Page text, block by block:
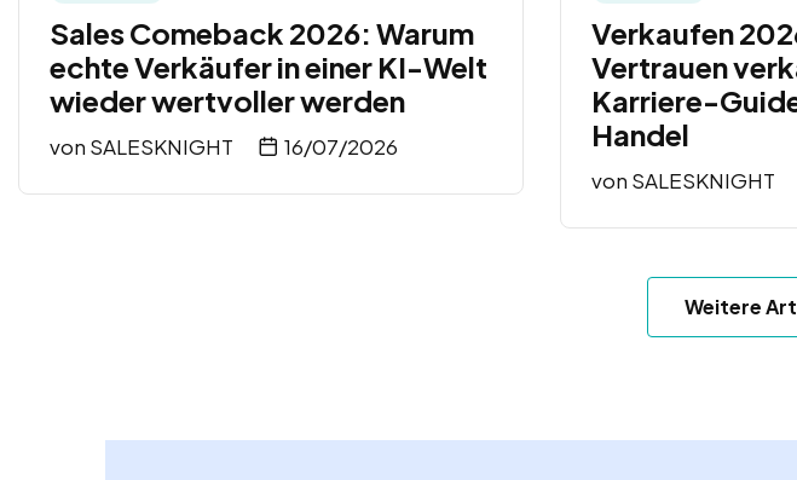
Sales Comeback 2026: Warum
echte Verkäufer in einer KI-Welt
wieder wertvoller werden
von SALESKNIGHT 16/07/2026
Verkaufen
Vertrauen
Karriere-
Handel
von SALESKNIGHT
Weitere